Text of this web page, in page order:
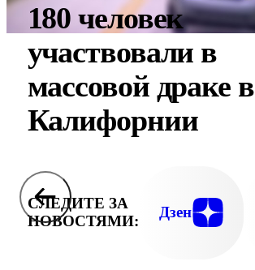
180 человек
участвовали в
массовой драке в
Калифорнии
СЛЕДИТЕ ЗА
НОВОСТЯМИ:
Дзен